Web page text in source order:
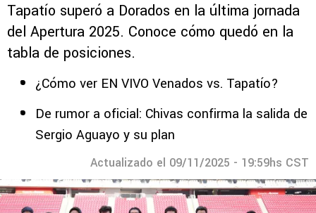
Tapatío superó a Dorados en la última jornada
del Apertura 2025. Conoce cómo quedó en la
tabla de posiciones.
¿Cómo ver EN VIVO Venados vs. Tapatío?
De rumor a oficial: Chivas confirma la salida de
Sergio Aguayo y su plan
Actualizado el 09/11/2025 - 19:59hs CST